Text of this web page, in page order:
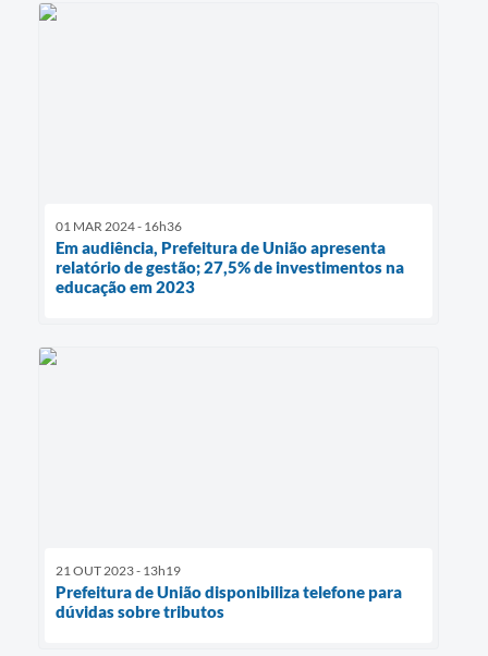
01 MAR 2024 - 16h36
Em audiência, Prefeitura de União apresenta
relatório de gestão; 27,5% de investimentos na
educação em 2023
21 OUT 2023 - 13h19
Prefeitura de União disponibiliza telefone para
dúvidas sobre tributos